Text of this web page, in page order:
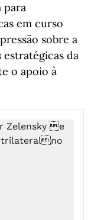
em curso
sobre a
estratégicas da
o apoio à